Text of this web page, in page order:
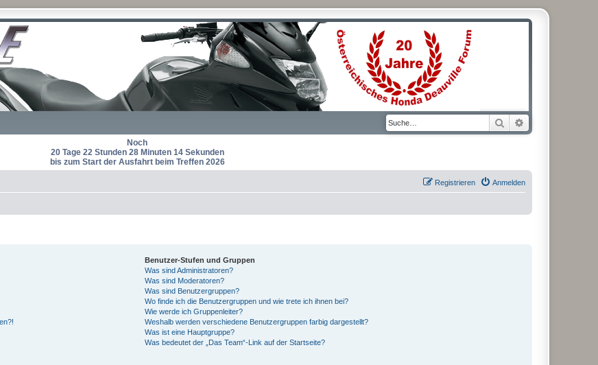
Suche
Noch
20 Tage 22 Stunden 28 Minuten 13 Sekunden
bis zum Start der Ausfahrt beim Treffen 2026
Anmelden
Registrieren
Benutzer-Stufen und Gruppen
Was sind Administratoren?
Was sind Moderatoren?
Was sind Benutzergruppen?
Wo finde ich die Benutzergruppen und wie trete ich ihnen bei?
Wie werde ich Gruppenleiter?
Weshalb werden verschiedene Benutzergruppen farbig dargestellt?
Was ist eine Hauptgruppe?
Was bedeutet der „Das Team“-Link auf der Startseite?